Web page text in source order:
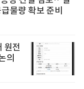
물량 확보 준비
원전
의